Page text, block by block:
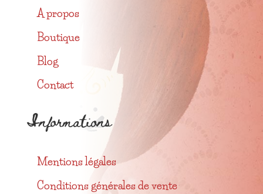
A propos
Boutique
Blog
Contact
Informations
Mentions légales
Conditions générales de vente